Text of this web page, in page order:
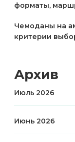
форматы,
Чемоданы на
критерии
Архив
Июль 2026
Июнь 2026